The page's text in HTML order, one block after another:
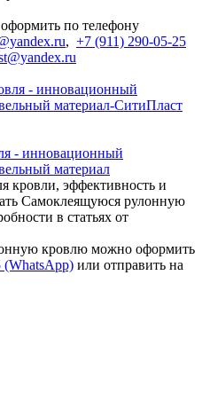
по телефону
, +7 (911) 290-05-25
- инновационный
материал
кровли, эффективность и
Самоклеящуюся рулонную
в статьях от
кровлю можно оформить
(WhatsApp) или отправить на